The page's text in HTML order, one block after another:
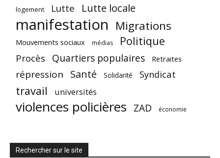
logement
Lutte Lutte locale
manifestation Migrations
Mouvements sociaux médias Politique
Procès Quartiers populaires Retraites
répression Santé Solidarité Syndicat
travail universités
violences policières ZAD économie
Rechercher sur le site